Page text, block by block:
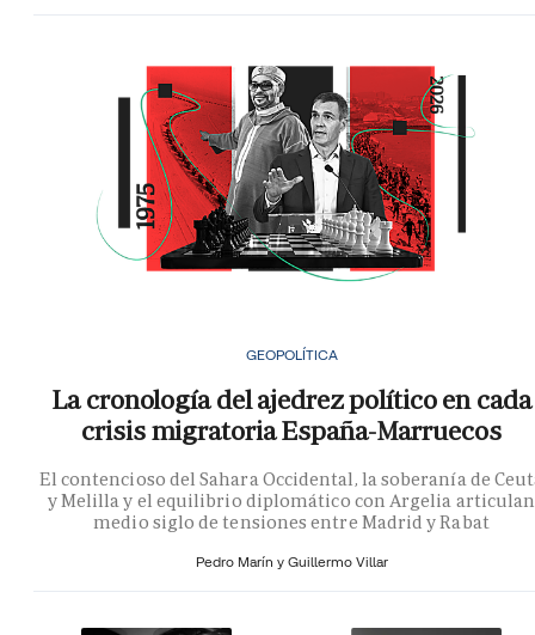
GEOPOLÍTICA
La cronología del ajedrez político en cada
crisis migratoria España-Marruecos
El contencioso del Sahara Occidental, la soberanía de
y Melilla y el equilibrio diplomático con Argelia articulan
medio siglo de tensiones entre Madrid y Rabat
Pedro Marín y Guillermo Villar